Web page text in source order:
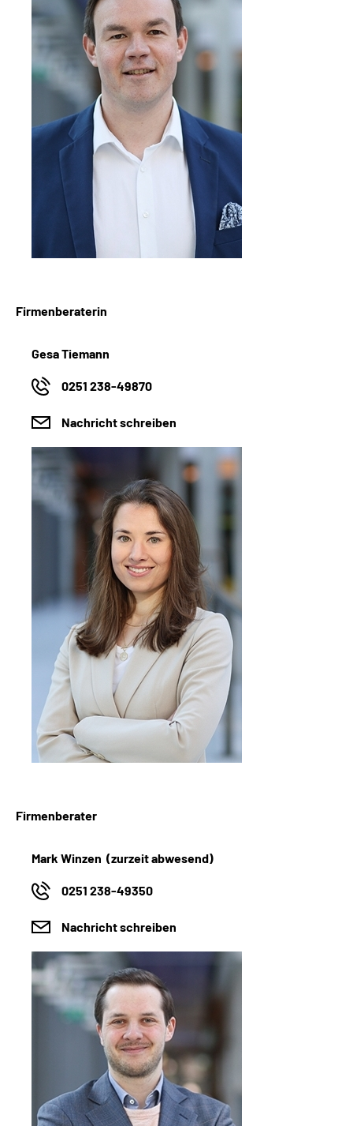
Firmenberaterin
Gesa Tiemann
0251 238-49870
Nachricht schreiben
Firmenberater
Mark Winzen (zurzeit abwesend)
0251 238-49350
Nachricht schreiben